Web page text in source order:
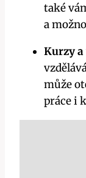
také
a
Kurzy
může
práce i